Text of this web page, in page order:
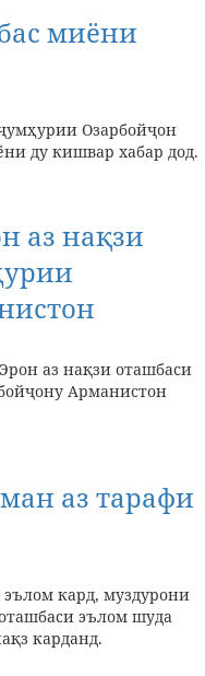
миёни
Озарбойҷон
ду кишвар хабар дод.
аз нақзи
аз нақзи оташбаси
Арманистон
аз тарафи
кард, муздурони
эълом шуда
карданд.